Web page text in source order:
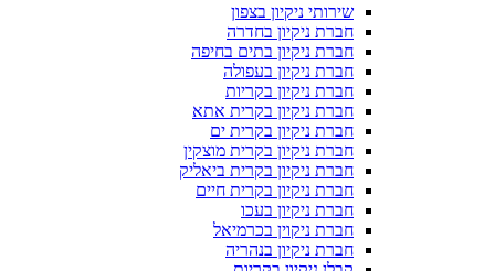
שירותי ניקיון בצפון
חברת ניקיון בחדרה
חברת ניקיון בתים בחיפה
חברת ניקיון בעפולה
חברת ניקיון בקריות
חברת ניקיון בקרית אתא
חברת ניקיון בקרית ים
חברת ניקיון בקרית מוצקין
חברת ניקיון בקרית ביאליק
חברת ניקיון בקרית חיים
חברת ניקיון בעכו
חברת ניקוין בכרמיאל
חברת ניקיון בנהריה